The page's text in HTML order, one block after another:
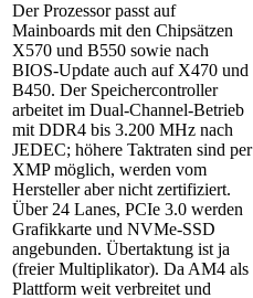
Der Prozessor passt auf
Mainboards mit den Chipsätzen
X570 und B550 sowie nach
BIOS-Update auch auf X470 und
B450. Der Speichercontroller
arbeitet im Dual-Channel-Betrieb
mit DDR4 bis 3.200 MHz nach
JEDEC; höhere Taktraten sind per
XMP möglich, werden vom
Hersteller aber nicht zertifiziert.
Über 24 Lanes, PCIe 3.0 werden
Grafikkarte und NVMe-SSD
angebunden. Übertaktung ist ja
(freier Multiplikator). Da AM4 als
Plattform weit verbreitet und